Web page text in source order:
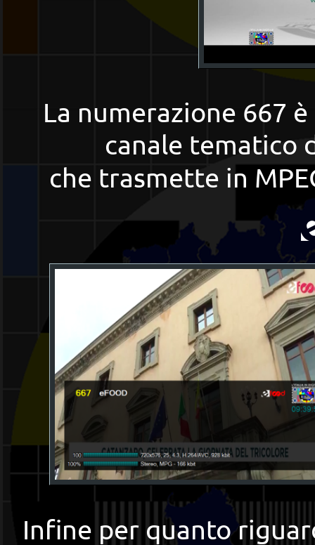
La numerazione 667
canale tematico
che trasmette in
Infine per quanto